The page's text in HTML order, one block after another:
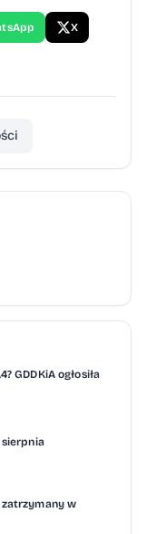
X
GDDKiA ogłosiła
sierpnia
w